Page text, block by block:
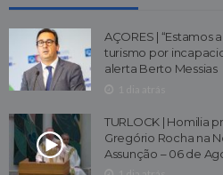
AÇORES | “Estamos
turismo por
alerta Berto Messias
TURLOCK | Homilia
Gregório Rocha na
Assunção – 06 de